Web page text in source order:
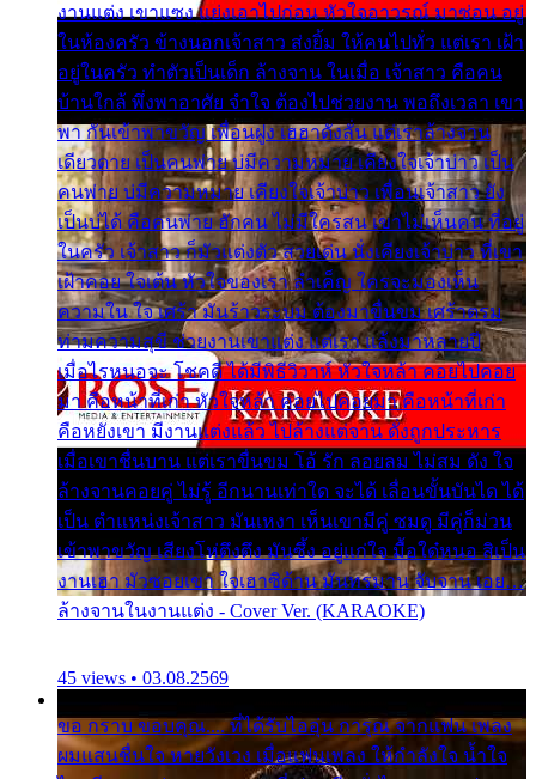
งานแต่ง เขาแซง แย่งเอาไปก่อน หัวใจอาวรณ์ มาซ่อน อยู่
ในห้องครัว ข้างนอกเจ้าสาว ส่งยิ้ม ให้คนไปทั่ว แต่เรา เฝ้า
อยู่ในครัว ทำตัวเป็นเด็ก ล้างจาน ในเมื่อ เจ้าสาว คือคน
บ้านใกล้ พึ่งพาอาศัย จำใจ ต้องไปช่วยงาน พอถึงเวลา เขา
พา กันเข้าพาขวัญ เพื่อนฝูง เฮฮาดังลั่น แต่เราล้างจาน
เดียวดาย เป็นคนพ่าย บ่มีความหมาย เคียงใจเจ้าบ่าว เป็น
คนพ่าย บ่มีความหมาย เคียงใจเจ้าบ่าว เพื่อนเจ้าสาว ยัง
เป็นบ่ได้ คือคนพ่าย ฮักคน ไม่มีใครสน เขาไม่เห็นคน ที่อยู่
ในครัว เจ้าสาว ก็มัวแต่งตัว สวยเด่น นั่งเคียงเจ้าบ่าว ที่เขา
เฝ้าคอย ใจเต้น หัวใจของเรา ลำเค็ญ ใครจะมองเห็น
ความใน ใจ เศร้า มันร้าวระบม ต้องมาขื่นขม เศร้าตรม
ท่ามความสุขี ช่วยงานเขาแต่ง แต่เรา แล้งมาหลายปี
เมื่อไรหนอจะ โชคดี ได้มีพิธีวิวาห์ หัวใจหล้า คอยไปคอย
มา คือหน้าที่เก่า หัวใจหล้า คอยไปคอยมา คือหน้าที่เก่า
คือหยังเขา มีงานแต่งแล้ว ไปล้างแต่จาน ดั่งถูกประหาร
เมื่อเขาชื่นบาน แต่เราขื่นขม โอ้ รัก ลอยลม ไม่สม ดัง ใจ
ล้างจานคอยคู่ ไม่รู้ อีกนานเท่าใด จะได้ เลื่อนขั้นบันได ได้
เป็น ตำแหน่งเจ้าสาว มันเหงา เห็นเขามีคู่ ซมดู มีคู่ก็ม่วน
เข้าพาขวัญ เสียงโห่ตึงตึง มันซึ้ง อยู่แก่ใจ มื้อใด๋หนอ สิเป็น
งานเฮา มัวซอยเขา ใจเฮาซิด้าน มันทรมาน จับจาน เอย…
ล้างจานในงานแต่ง - Cover Ver. (KARAOKE)
45 views • 03.08.2569
ขอ กราบ ขอบคุณ.... ที่ได้รับไออุ่น การุณ จากแฟน เพลง
ผมแสนชื่นใจ หายวังเวง เมื่อแฟนเพลง ให้กำลังใจ น้ำใจ